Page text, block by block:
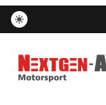
Nextgen-